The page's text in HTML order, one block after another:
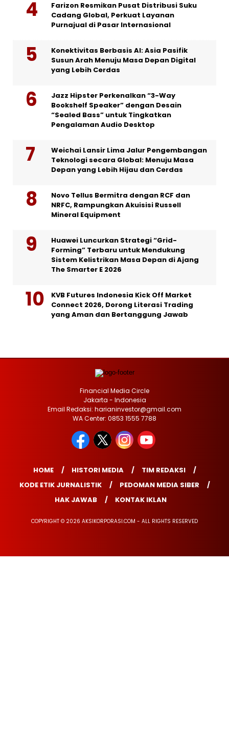
Farizon Resmikan Pusat Distribusi Suku
Cadang Global, Perkuat Layanan
Purnajual di Pasar Internasional
Konektivitas Berbasis AI: Asia Pasifik
Susun Arah Menuju Masa Depan Digital
yang Lebih Cerdas
Jazz Hipster Perkenalkan “3-Way
Bookshelf Speaker” dengan Desain
“Sealed Bass” untuk Tingkatkan
Pengalaman Audio Desktop
Weichai Lansir Lima Jalur Pengembangan
Teknologi secara Global: Menuju Masa
Depan yang Lebih Hijau dan Cerdas
Novo Tellus Bermitra dengan RCF dan
NRFC, Rampungkan Akuisisi Russell
Mineral Equipment
Huawei Luncurkan Strategi “Grid-
Forming” Terbaru untuk Mendukung
Sistem Kelistrikan Masa Depan di Ajang
The Smarter E 2026
KVB Futures Indonesia Kick Off Market
Connect 2026, Dorong Literasi Trading
yang Aman dan Bertanggung Jawab
Financial Media Circle
Jakarta - Indonesia
Email Redaksi: harianinvestor@gmail.com
WA Center: 0853 1555 7788
HOME HISTORI MEDIA
TIM REDAKSI
KODE ETIK JURNALISTIK
PEDOMAN MEDIA SIBER
HAK JAWAB
KONTAK IKLAN
COPYRIGHT © 2026 AKSIKORPORASI.COM - ALL RIGHTS RESERVED